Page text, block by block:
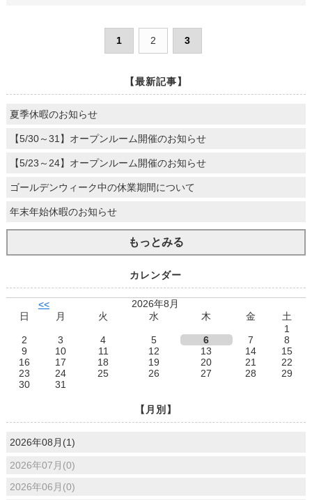
1 2 3
【最新記事】
夏季休暇のお知らせ
【5/30～31】オープンルーム開催のお知らせ
【5/23～24】オープンルーム開催のお知らせ
ゴールデンウィーク中の休業期間について
年末年始休暇のお知らせ
もっとみる
カレンダー
<<
2026年8月
日
月 火 水 木 金
土
1
2
3 4 5 6 7
8
9
10 11 12 13 14
15
16
17 18 19 20 21
22
23
24 25 26 27 28
29
30
31
【月別】
2026年08月(1)
2026年07月(0)
2026年06月(0)